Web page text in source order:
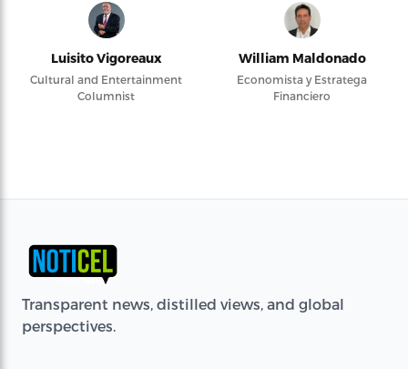
Luisito Vigoreaux
Cultural and Entertainment
Columnist
William Maldonado
Economista y Estratega
Financiero
Transparent news, distilled views, and global
perspectives.